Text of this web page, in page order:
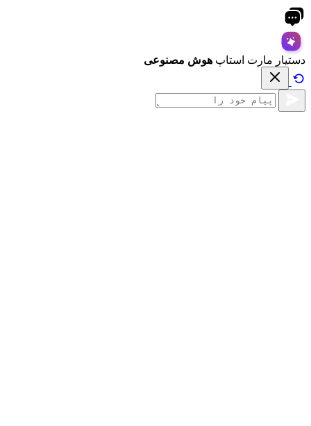
دستیار مارت استاپ هوش مصنوعی